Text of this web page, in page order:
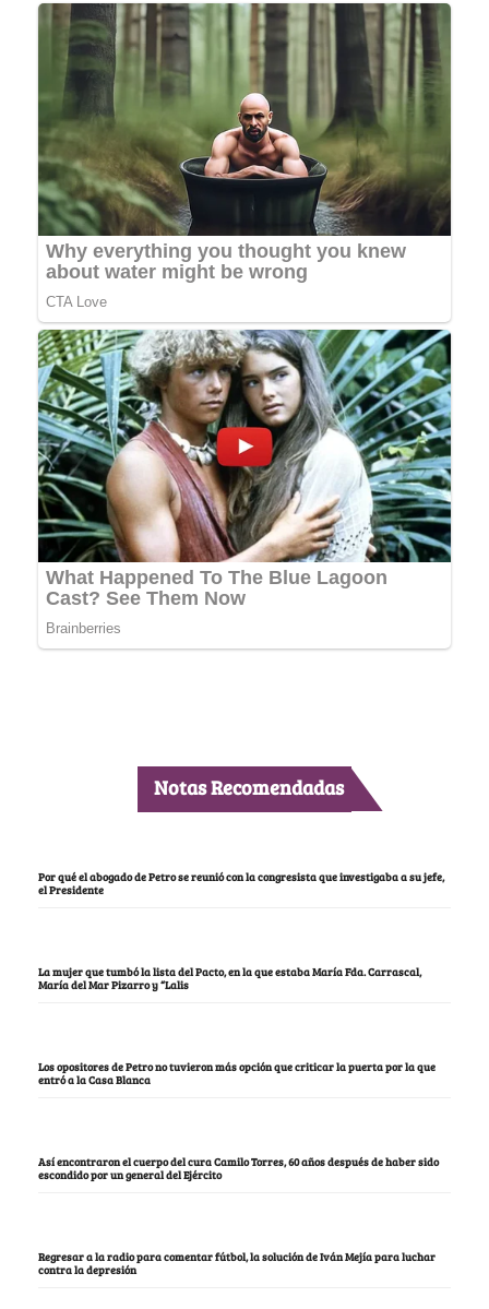
Notas Recomendadas
Por qué el abogado de Petro se reunió con la congresista que investigaba a su jefe,
el Presidente
La mujer que tumbó la lista del Pacto, en la que estaba María Fda. Carrascal,
María del Mar Pizarro y “Lalis
Los opositores de Petro no tuvieron más opción que criticar la puerta por la que
entró a la Casa Blanca
Así encontraron el cuerpo del cura Camilo Torres, 60 años después de haber sido
escondido por un general del Ejército
Regresar a la radio para comentar fútbol, la solución de Iván Mejía para luchar
contra la depresión